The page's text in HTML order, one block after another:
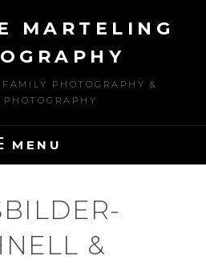
MARTELING
PHOTOGRAPHY &
PHOTOGRAPHY
MENU
&